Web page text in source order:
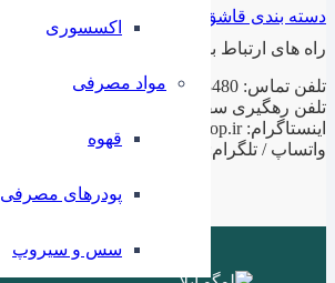
اکسسوری
مواد مصرفی
قهوه
پودرهای مصرفی
سس و سیروپ
دسته بندی قاشق و چنگال
راه های ارتباط با ما
تلفن تماس: 02188943480 – 02155470813 – 02155470280
تلفن رهگیری سفارشات: 09199797956
اینستاگرام: ilashop.ir
واتساپ / تلگرام: 09199797956